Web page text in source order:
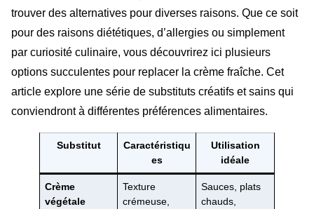
trouver des alternatives pour diverses raisons. Que ce soit
pour des raisons diététiques, d’allergies ou simplement
par curiosité culinaire, vous découvrirez ici plusieurs
options succulentes pour replacer la crème fraîche. Cet
article explore une série de substituts créatifs et sains qui
conviendront à différentes préférences alimentaires.
Substitut
Caractéristiqu
es
Utilisation
idéale
Crème
végétale
Texture
crémeuse,
Sauces, plats
chauds,